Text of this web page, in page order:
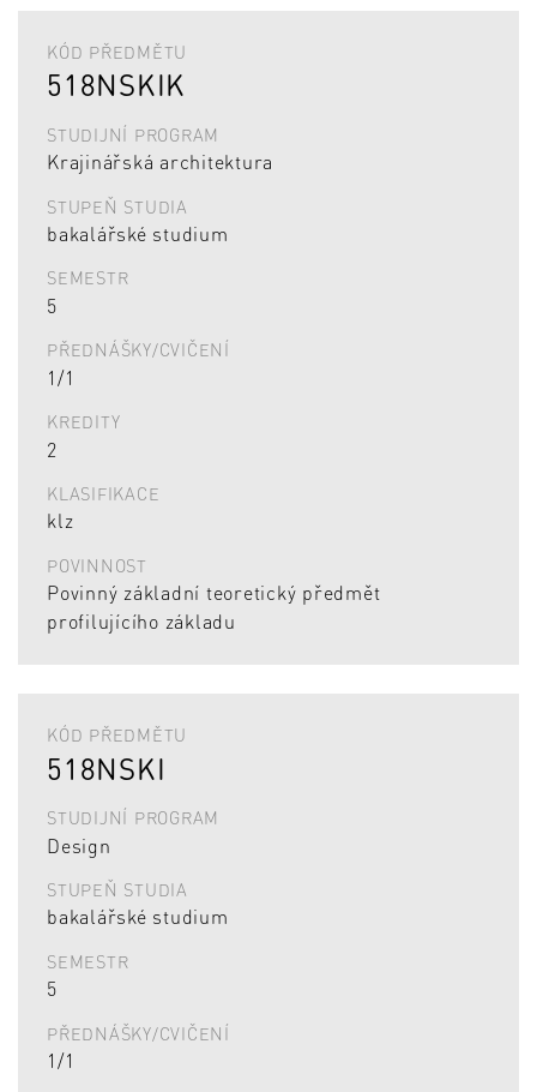
KÓD PŘEDMĚTU
518NSKIK
STUDIJNÍ PROGRAM
Krajinářská architektura
STUPEŇ STUDIA
bakalářské studium
SEMESTR
5
PŘEDNÁŠKY/CVIČENÍ
1/1
KREDITY
2
KLASIFIKACE
klz
POVINNOST
Povinný základní teoretický předmět
profilujícího základu
KÓD PŘEDMĚTU
518NSKI
STUDIJNÍ PROGRAM
Design
STUPEŇ STUDIA
bakalářské studium
SEMESTR
5
PŘEDNÁŠKY/CVIČENÍ
1/1